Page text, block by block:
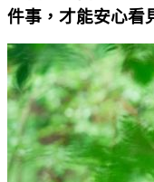
件事，才能安心看